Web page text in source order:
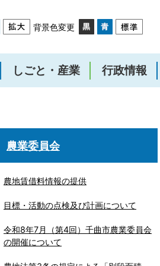
背景色変更
しごと・産業 行政情報
農業委員会
農地賃借料情報の提供
目標・活動の点検及び計画について
令和8年7月（第4回）千曲市農業委員会
の開催について